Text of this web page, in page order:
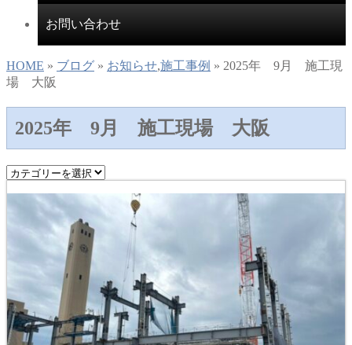
お問い合わせ
HOME » ブログ » お知らせ,施工事例 » 2025年 9月 施工現
場 大阪
2025年 9月 施工現場 大阪